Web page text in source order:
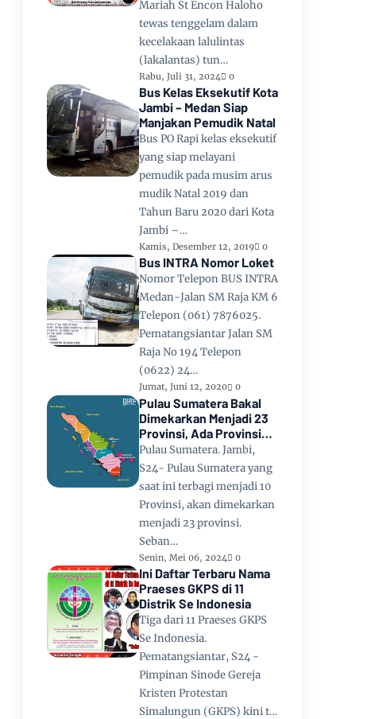
Mariah St Encon Haloho
tewas tenggelam dalam
kecelakaan lalulintas
(lakalantas) tun…
Rabu, Juli 31, 2024 0
Bus Kelas Eksekutif Kota
Jambi – Medan Siap
Manjakan Pemudik Natal
Bus PO Rapi kelas eksekutif
yang siap melayani
pemudik pada musim arus
mudik Natal 2019 dan
Tahun Baru 2020 dari Kota
Jambi –…
Kamis, Desember 12, 2019 0
Bus INTRA Nomor Loket
Nomor Telepon BUS INTRA
Medan-Jalan SM Raja KM 6
Telepon (061) 7876025.
Pematangsiantar Jalan SM
Raja No 194 Telepon
(0622) 24…
Jumat, Juni 12, 2020 0
Pulau Sumatera Bakal
Dimekarkan Menjadi 23
Provinsi, Ada Provinsi
Toba Raya dan Provinsi
Tapanuli
Pulau Sumatera. Jambi,
S24- Pulau Sumatera yang
saat ini terbagi menjadi 10
Provinsi, akan dimekarkan
menjadi 23 provinsi.
Seban…
Senin, Mei 06, 2024 0
Ini Daftar Terbaru Nama
Praeses GKPS di 11
Distrik Se Indonesia
Tiga dari 11 Praeses GKPS
Se Indonesia.
Pematangsiantar, S24 -
Pimpinan Sinode Gereja
Kristen Protestan
Simalungun (GKPS) kini t…